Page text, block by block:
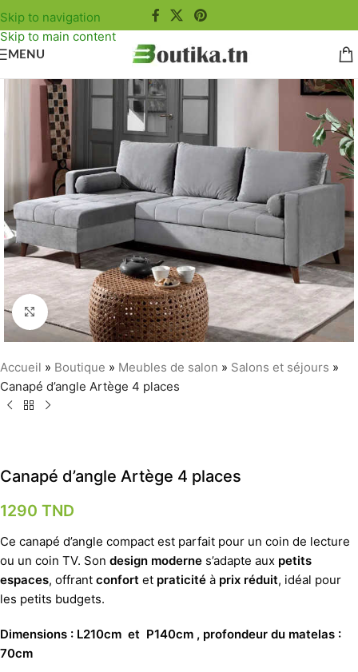
Skip to navigation
Skip to main content
MENU
Agrandir
Accueil » Boutique » Meubles de salon » Salons et séjours »
Canapé d’angle Artège 4 places
Canapé d’angle Artège 4 places
1290 TND
Ce canapé d’angle compact est parfait pour un coin de lecture
ou un coin TV. Son design moderne s’adapte aux petits
espaces, offrant confort et praticité à prix réduit, idéal pour
les petits budgets.
Dimensions : L210cm et P140cm , profondeur du matelas :
70cm